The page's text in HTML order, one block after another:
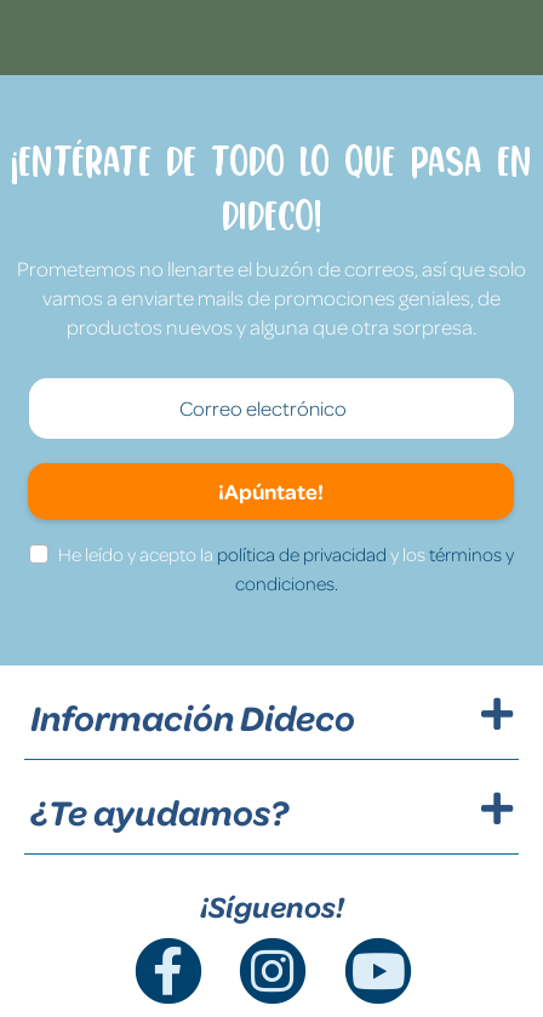
¡Entérate de todo lo que pasa en
Dideco!
Prometemos no llenarte el buzón de correos, así que solo
vamos a enviarte mails de promociones geniales, de
productos nuevos y alguna que otra sorpresa.
¡Apúntate!
He leído y acepto la política de privacidad y lostérminos y
condiciones.
Información Dideco
¿Te ayudamos?
¡Síguenos!